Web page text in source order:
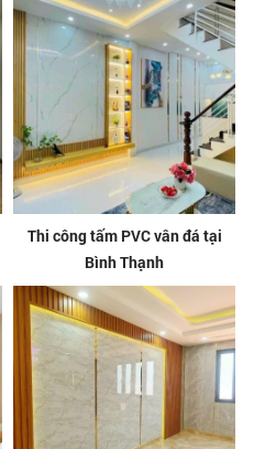
Thi công tấm PVC vân đá tại
Bình Thạnh